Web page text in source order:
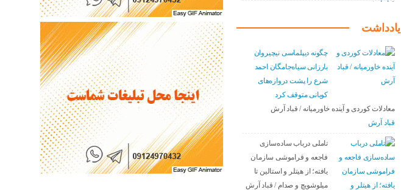
یادداشت
چگونه دیپلماسی نیچیروان
بارزانی سیاەجامگان احمد
شرع را پشت دروازەهای
کوبانی متوقف کرد
معادلات کوردی و آینده خاورمیانه / قباد آرش
قباد آرش
تاملی درباب سادەسازی
فاجعە و فراموشی سازمان
یافتە؛ از هیتلر و استالین تا
میلوشویچ و صدام / قباد آرش